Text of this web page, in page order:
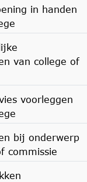
in handen
van college of
voorleggen
bij onderwerp
commissie